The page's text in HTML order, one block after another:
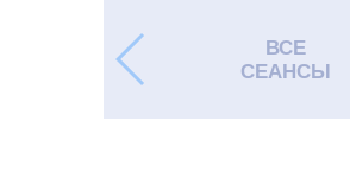
ВСЕ
СЕАНСЫ